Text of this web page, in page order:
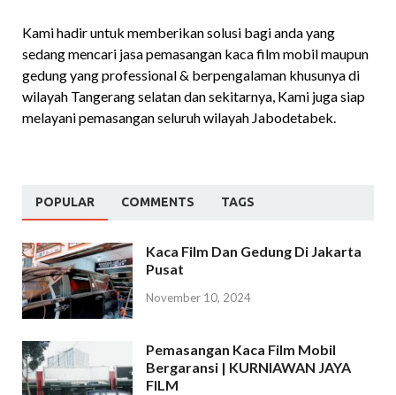
Kami hadir untuk memberikan solusi bagi anda yang
sedang mencari jasa pemasangan kaca film mobil maupun
gedung yang professional & berpengalaman khusunya di
wilayah Tangerang selatan dan sekitarnya, Kami juga siap
melayani pemasangan seluruh wilayah Jabodetabek.
POPULAR COMMENTS TAGS
Kaca Film Dan Gedung Di Jakarta
Pusat
November 10, 2024
Pemasangan Kaca Film Mobil
Bergaransi | KURNIAWAN JAYA
FILM